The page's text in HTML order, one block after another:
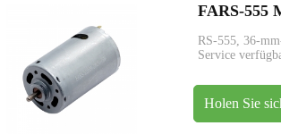
FARS-555
RS-555, 36-
Service
Holen Sie